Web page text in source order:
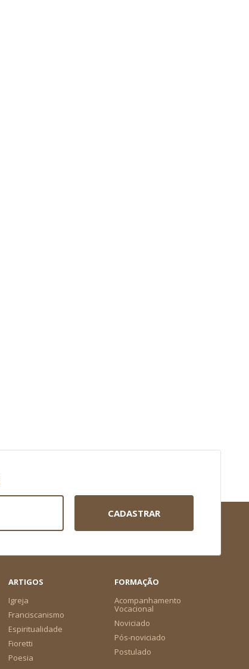
CADASTRAR
ARTIGOS
Igreja
Franciscanismo
Espiritualidade
Fioretti
Poesia
FORMAÇÃO
Acompanhamento
Vocacional
Noviciado
Pós-noviciado
Postulado